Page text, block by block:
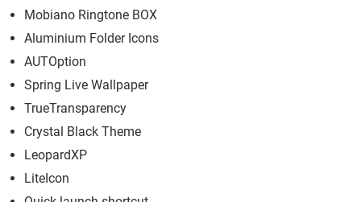
Mobiano Ringtone BOX
Aluminium Folder Icons
AUTOption
Spring Live Wallpaper
TrueTransparency
Crystal Black Theme
LeopardXP
LiteIcon